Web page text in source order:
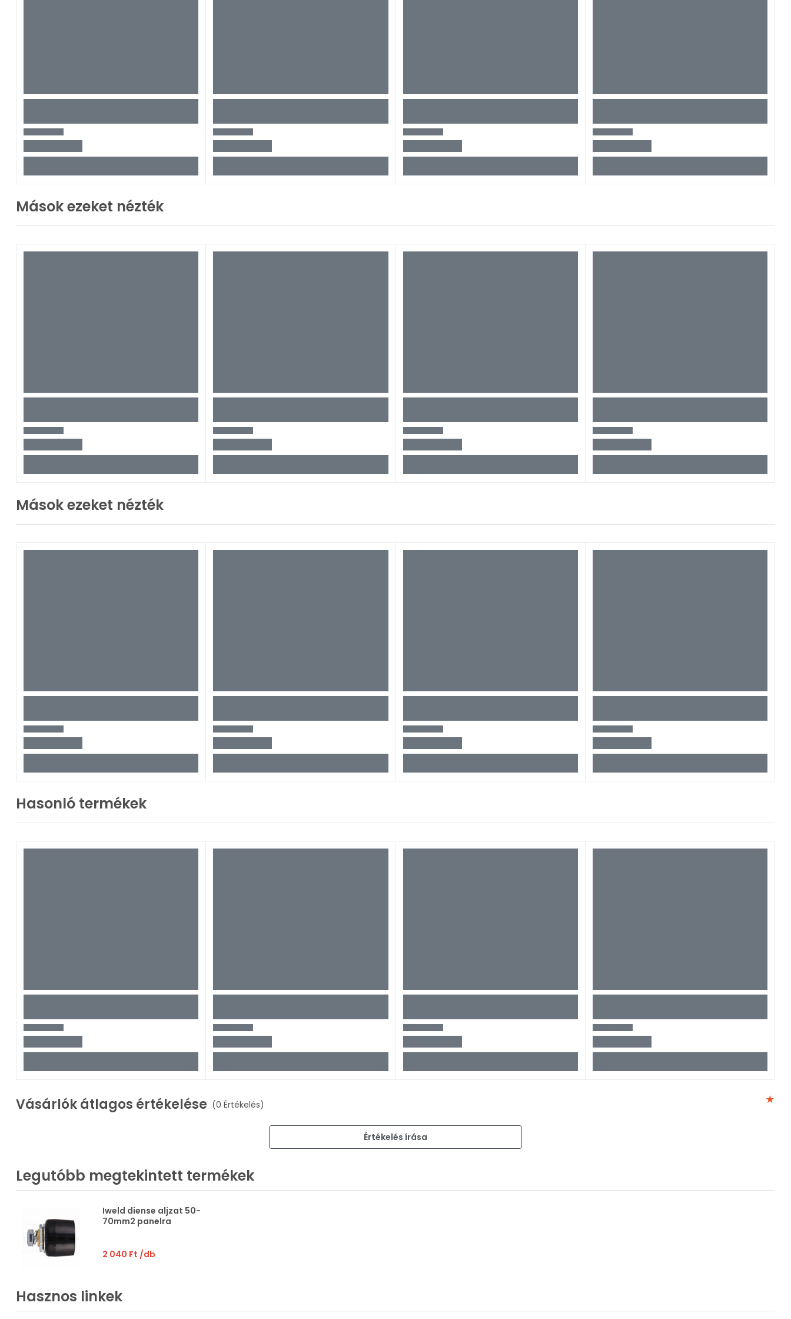
Mások ezeket nézték
Mások ezeket nézték
Hasonló termékek
Vásárlók átlagos értékelése (0 Értékelés)
Értékelés írása
Legutóbb megtekintett termékek
Iweld diense aljzat 50-
70mm2 panelra
2 040 Ft /db
Hasznos linkek